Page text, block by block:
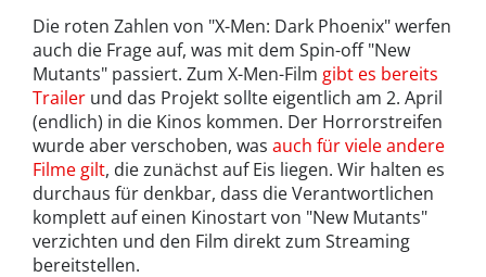
Die roten Zahlen von "X-Men: Dark Phoenix" werfen
auch die Frage auf, was mit dem Spin-off "New
Mutants" passiert. Zum X-Men-Film gibt es bereits
Trailer und das Projekt sollte eigentlich am 2. April
(endlich) in die Kinos kommen. Der Horrorstreifen
wurde aber verschoben, was auch für viele andere
Filme gilt, die zunächst auf Eis liegen. Wir halten es
durchaus für denkbar, dass die Verantwortlichen
komplett auf einen Kinostart von "New Mutants"
verzichten und den Film direkt zum Streaming
bereitstellen.